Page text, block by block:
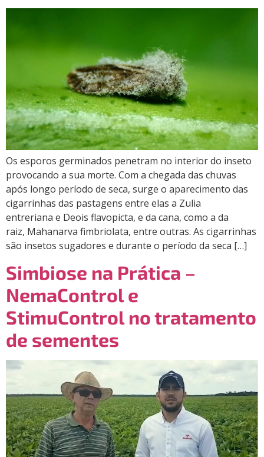
Os esporos germinados penetram no interior do inseto
provocando a sua morte. Com a chegada das chuvas
após longo período de seca, surge o aparecimento das
cigarrinhas das pastagens entre elas a Zulia
entreriana e Deois flavopicta, e da cana, como a da
raiz, Mahanarva fimbriolata, entre outras. As cigarrinhas
são insetos sugadores e durante o período da seca […]
Simbiose na Prática –
NemaControl e
StimuControl no tratamento
de sementes